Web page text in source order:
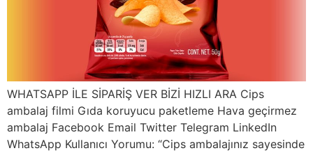
WHATSAPP İLE SİPARİŞ VER BİZİ HIZLI ARA Cips
ambalaj filmi Gıda koruyucu paketleme Hava geçirmez
ambalaj Facebook Email Twitter Telegram LinkedIn
WhatsApp Kullanıcı Yorumu: “Cips ambalajınız sayesinde